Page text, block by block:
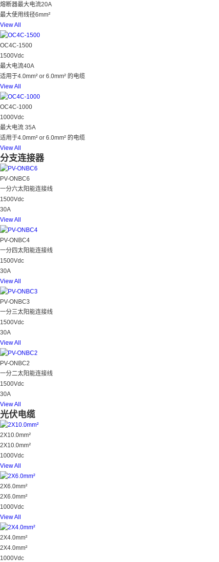
熔断器最大电流20A
最大使用线径6mm²
View All
OC4C-1500
1500Vdc
最大电流40A
适用于4.0mm² or 6.0mm² 的电缆
View All
OC4C-1000
1000Vdc
最大电流 35A
适用于4.0mm² or 6.0mm² 的电缆
View All
分支连接器
PV-ONBC6
一分六太阳能连接线
1500Vdc
30A
View All
PV-ONBC4
一分四太阳能连接线
1500Vdc
30A
View All
PV-ONBC3
一分三太阳能连接线
1500Vdc
30A
View All
PV-ONBC2
一分二太阳能连接线
1500Vdc
30A
View All
光伏电缆
2X10.0mm²
2X10.0mm²
1000Vdc
View All
2X6.0mm²
2X6.0mm²
1000Vdc
View All
2X4.0mm²
2X4.0mm²
1000Vdc